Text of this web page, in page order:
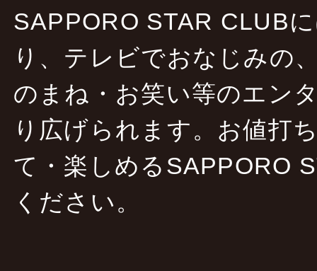
SAPPORO STAR CLUB
り、テレビでおなじみの
のまね・お笑い等のエン
り広げられます。お値打
て・楽しめるSAPPORO
ください。